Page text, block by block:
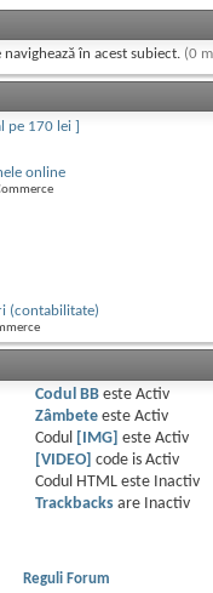
în acest subiect. (0
170 lei ]
online
(contabilitate)
Codul BBeste Activ
Zâmbeteeste Activ
Codul
[IMG] este Activ
[VIDEO]
code is Activ
Codul HTML este
Inactiv
Trackbacksare
Inactiv
Reguli Forum